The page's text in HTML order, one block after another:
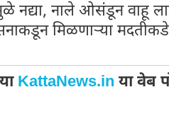
नद्या, नाले ओसंडून वाहू
मिळणाऱ्या
KattaNews.in या वेब